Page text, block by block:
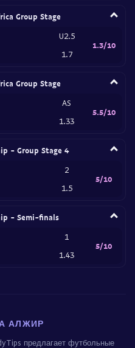
Group Stage
U2.5
1.7
1.3/10
Group Stage
AS
1.33
5.5/10
- Group Stage 4
2
1.5
5/10
- Semi-finals
1
1.43
5/10
АЛЖИР
предлагает футбольные